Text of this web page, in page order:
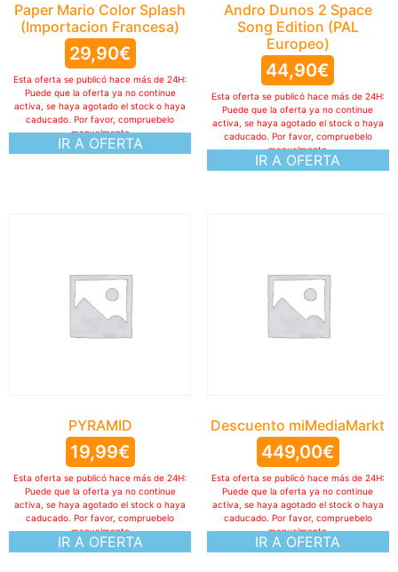
Paper Mario Color Splash
(Importacion Francesa)
29,90€
IR A OFERTA
Esta oferta se publicó hace más de 24H:
Puede que la oferta ya no continue
activa, se haya agotado el stock o haya
caducado. Por favor, compruebelo
manualmente
Andro Dunos 2 Space
Song Edition (PAL
Europeo)
44,90€
IR A OFERTA
Esta oferta se publicó hace más de 24H:
Puede que la oferta ya no continue
activa, se haya agotado el stock o haya
caducado. Por favor, compruebelo
manualmente
PYRAMID
19,99€
IR A OFERTA
Esta oferta se publicó hace más de 24H:
Puede que la oferta ya no continue
activa, se haya agotado el stock o haya
caducado. Por favor, compruebelo
manualmente
Descuento miMediaMarkt
449,00€
IR A OFERTA
Esta oferta se publicó hace más de 24H:
Puede que la oferta ya no continue
activa, se haya agotado el stock o haya
caducado. Por favor, compruebelo
manualmente